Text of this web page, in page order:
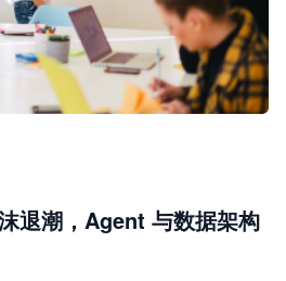
退潮，Agent 与数据架构